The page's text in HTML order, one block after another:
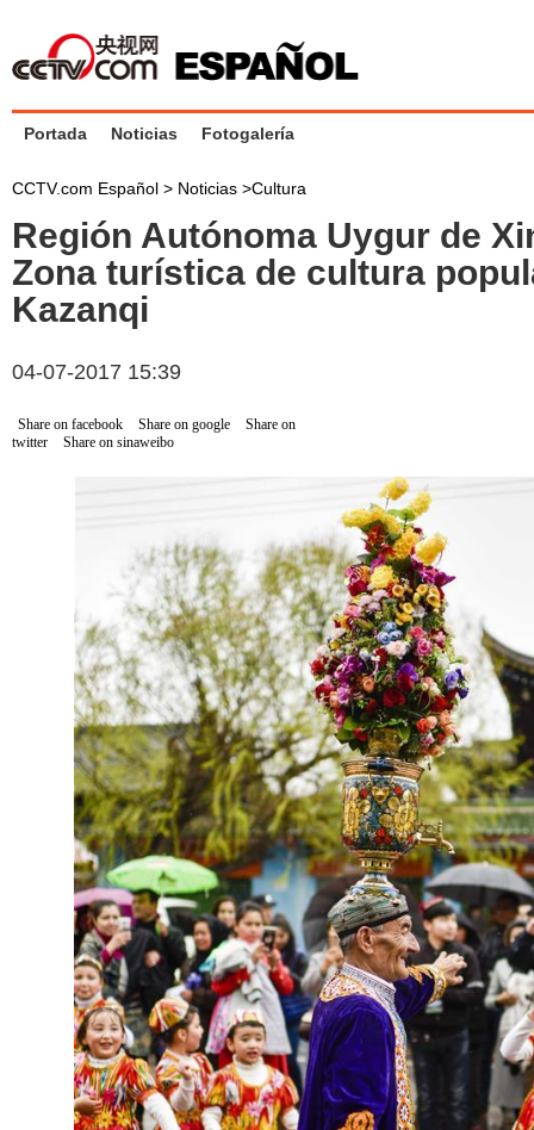
Portada Noticias Fotogalería
CCTV.com Español > Noticias >Cultura
Región Autónoma Uygur de
Zona turística de cultura
Kazanqi
04-07-2017 15:39
Share on facebook Share on google
Share on
twitter
Share on sinaweibo